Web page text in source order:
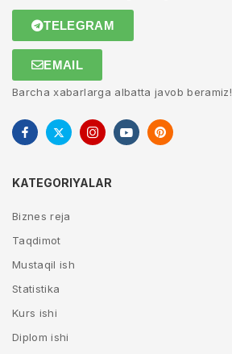
TELEGRAM
EMAIL
Barcha xabarlarga albatta javob beramiz!
KATEGORIYALAR
Biznes reja
Taqdimot
Mustaqil ish
Statistika
Kurs ishi
Diplom ishi